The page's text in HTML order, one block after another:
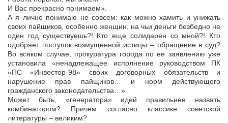
И Вас прекрасно понимаем».
А я лично понимаю не совсем: как можно хамить и унижать
своих пайщиков, особенно женщин, на чьи деньги безбедно не
один год существуешь?! Кто еще солидарен со мной?! Кто
одобряет поступок возмущенной истицы – обращение в суд?
Во всяком случае, прокуратура города по ее заявлению уже
установила «ненадлежащее исполнение руководством ПК
«ПС «Инвестор-98» своих договорных обязательств и
нарушение прав пайщиков… и норм действующего
гражданского законодательства…»
Может быть, «генератора» идей правильнее назвать
комбинатором? Причем согласно классике советской
литературы – великим?